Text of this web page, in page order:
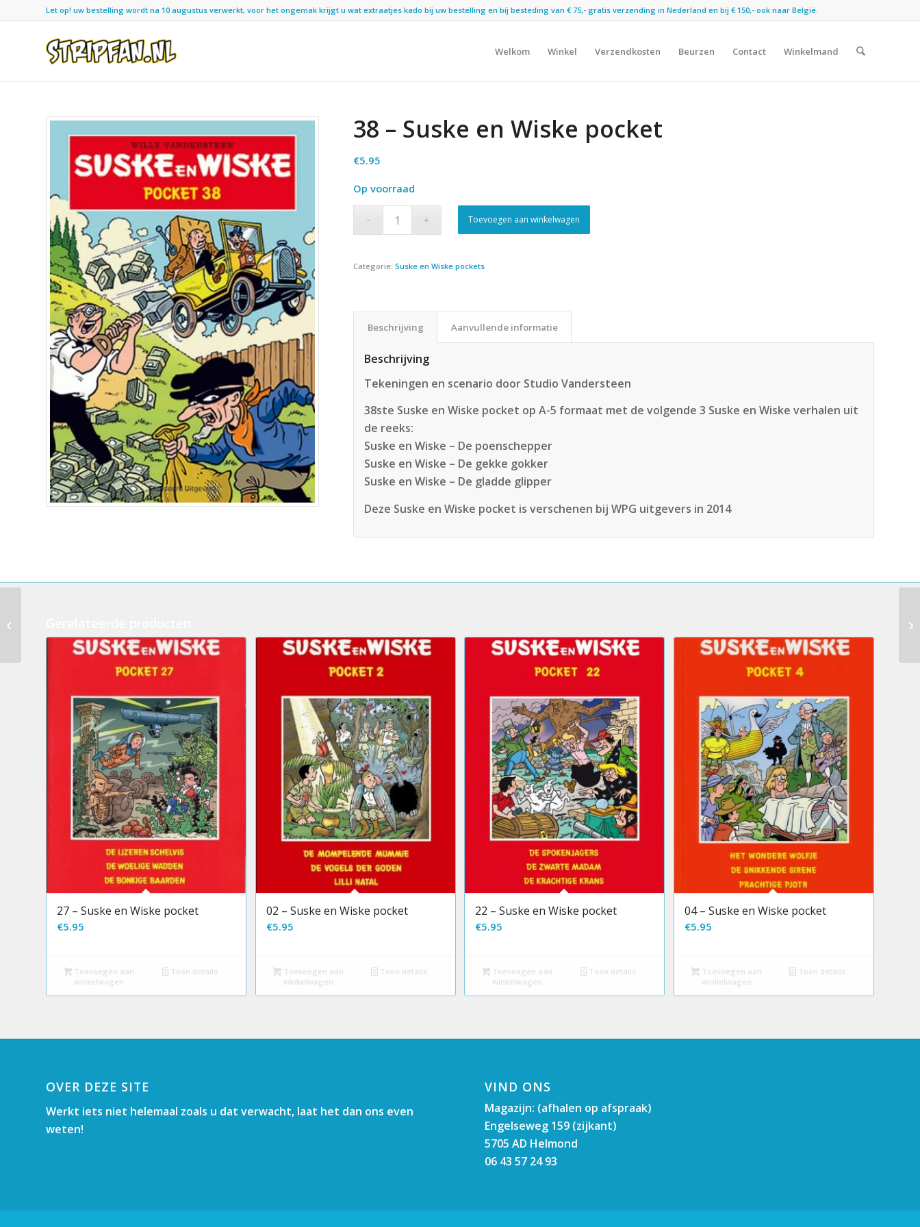
Let op! uw bestelling wordt na 10 augustus verwerkt, voor het ongemak krijgt u wat extraatjes kado bij uw bestelling en bij besteding van € 75,- gratis verzending in Nederland en bij € 150,- ook naar België.
Welkom Winkel Verzendkosten Beurzen Contact Winkelmand
38 – Suske en Wiske pocket
€5.95
Op voorraad
Toevoegen aan winkelwagen
Categorie:Suske en Wiske pockets
Beschrijving Aanvullende informatie
Beschrijving
Tekeningen en scenario door Studio Vandersteen
38ste Suske en Wiske pocket op A-5 formaat met de volgende 3 Suske en Wiske verhalen uit
de reeks:
Suske en Wiske – De poenschepper
Suske en Wiske – De gekke gokker
Suske en Wiske – De gladde glipper
Deze Suske en Wiske pocket is verschenen bij WPG uitgevers in 2014
27 – Suske en Wiske pocket
€5.95
Toevoegen aan
winkelwagen
Toon details
02 – Suske en Wiske pocket
€5.95
Toevoegen aan
winkelwagen
Toon details
22 – Suske en Wiske pocket
€5.95
Toevoegen aan
winkelwagen
Toon details
04 – Suske en Wiske pocket
€5.95
Toevoegen aan
winkelwagen
Toon details
OVER DEZE SITE
Werkt iets niet helemaal zoals u dat verwacht, laat het dan ons even
weten!
VIND ONS
Magazijn: (afhalen op afspraak)
Engelseweg 159 (zijkant)
5705 AD Helmond
06 43 57 24 93